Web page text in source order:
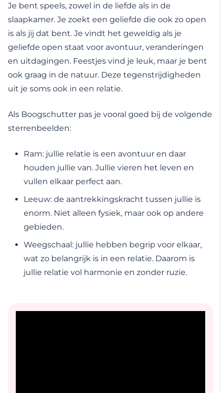
Je bent speels, zowel in de liefde als in de
slaapkamer. Je zoekt een geliefde die ook zo open
is als jij dat bent. Je vindt het geweldig als je
geliefde open staat voor avontuur, veranderingen
en uitdagingen. Feestjes vind je leuk, maar je bent
ook graag in de natuur. Deze tegenstrijdigheden
uit je soms ook in een relatie.
Als Boogschutter pas je vooral goed bij de volgende
sterrenbeelden:
Ram: jullie relatie is een avontuur en daar
houden jullie van. Jullie vieren het leven en
vullen elkaar perfect aan.
Leeuw: de aantrekkingskracht tussen jullie is
enorm. Niet alleen fysiek, maar ook op andere
gebieden.
Weegschaal: jullie hebben begrip voor elkaar,
wat zo belangrijk is in een relatie. Daarom is
jullie relatie vol harmonie en zonder ruzie.